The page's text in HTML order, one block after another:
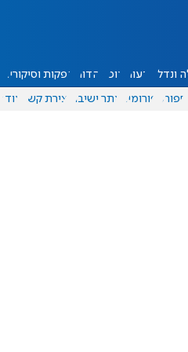
ונדל"ן דעות אוכל יהדות הפקות וסיקורים
ספורט פורומים אתר ישיבה יצירת קשר עוד